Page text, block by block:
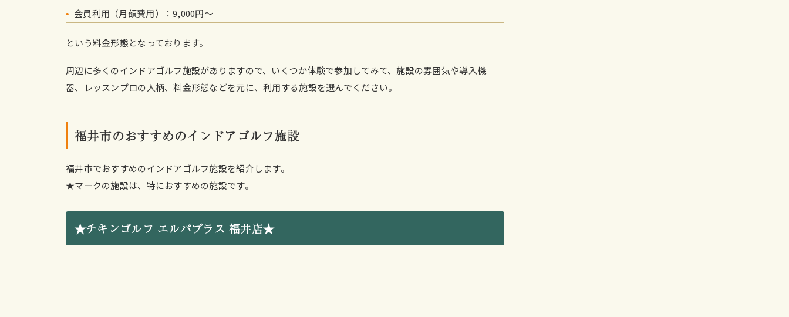
会員利用（月額費用）：9,000円〜
という料金形態となっております。
周辺に多くのインドアゴルフ施設がありますので、いくつか体験で参加してみて、施設の雰囲気や導入機
器、レッスンプロの人柄、料金形態などを元に、利用する施設を選んでください。
福井市のおすすめのインドアゴルフ施設
福井市でおすすめのインドアゴルフ施設を紹介します。
★マークの施設は、特におすすめの施設です。
★チキンゴルフ エルパプラス 福井店★